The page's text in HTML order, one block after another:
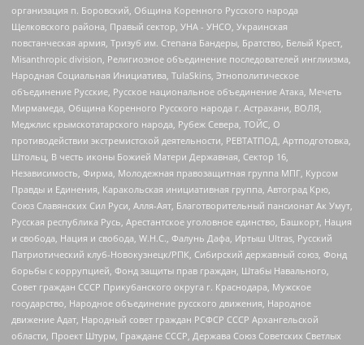
организация п. Боровский, Община Коренного Русского народа
Щелковского района, Правый сектор, УНА - УНСО, Украинская
повстанческая армия, Тризуб им. Степана Бандеры, Братство, Белый Крест,
Misanthropic division, Религиозное объединение последователей инглиизма,
Народная Социальная Инициатива, TulaSkins, Этнополитическое
объединение Русские, Русское национальное объединение Атака, Мечеть
Мирмамеда, Община Коренного Русского народа г. Астрахани, ВОЛЯ,
Меджлис крымскотатарского народа, Рубеж Севера, ТОЙС, О
противодействии экстремистской деятельности, РЕВТАТПОД, Артподготовка,
Штольц, В честь иконы Божией Матери Державная, Сектор 16,
Независимость, Фирма, Молодежная правозащитная группа МПГ, Курсом
Правды и Единения, Каракольская инициативная группа, Автоград Крю,
Союз Славянских Сил Руси, Алля-Аят, Благотворительный пансионат Ак Умут,
Русская республика Русь, Арестантское уголовное единство, Башкорт, Нация
и свобода, Нация и свобода, W.H.С., Фалунь Дафа, Иртыш Ultras, Русский
Патриотический клуб-Новокузнецк/РПК, Сибирский державный союз, Фонд
борьбы с коррупцией, Фонд защиты прав граждан, Штабы Навального,
Совет граждан СССР Прикубанского округа г. Краснодара, Мужское
государство, Народное объединение русского движения, Народное
движение Адат, Народный совет граждан РСФСР СССР Архангельской
области, Проект Штурм, Граждане СССР, Держава Союз Советских Светлых